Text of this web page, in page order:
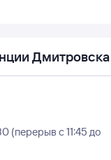
Дмитровска
(перерыв с 11:45 до